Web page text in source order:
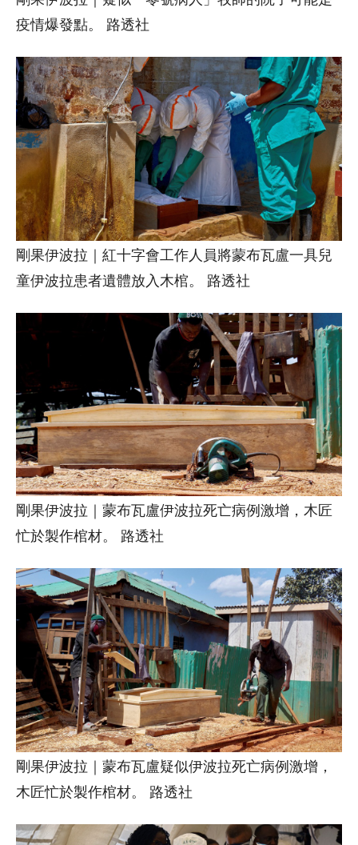
疫情爆發點。 路透社
剛果伊波拉｜紅十字會工作人員將蒙布瓦盧一具兒
童伊波拉患者遺體放入木棺。 路透社
剛果伊波拉｜蒙布瓦盧伊波拉死亡病例激增，木匠
忙於製作棺材。 路透社
剛果伊波拉｜蒙布瓦盧疑似伊波拉死亡病例激增，
木匠忙於製作棺材。 路透社